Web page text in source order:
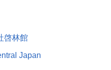
啓林館
Japan